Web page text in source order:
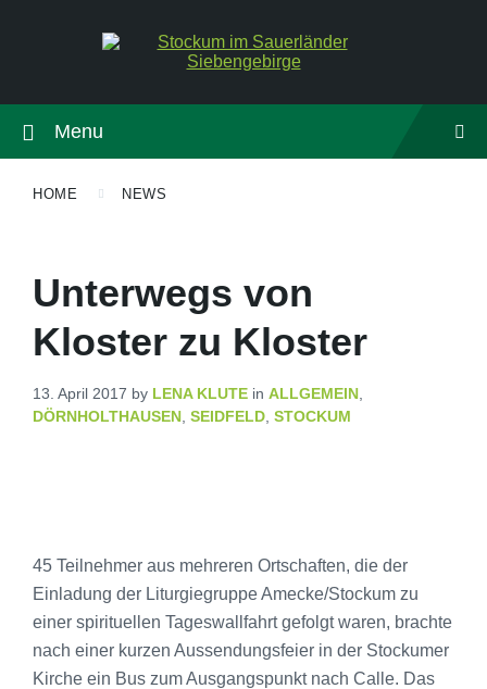
Menu
HOME NEWS
Unterwegs von
Kloster zu Kloster
13. April 2017 by LENA KLUTE in ALLGEMEIN
DÖRNHOLTHAUSEN SEIDFELD STOCKUM
45 Teilnehmer aus mehreren Ortschaften, die der
Einladung der Liturgiegruppe Amecke/Stockum zu
einer spirituellen Tageswallfahrt gefolgt waren, brachte
nach einer kurzen Aussendungsfeier in der Stockumer
Kirche ein Bus zum Ausgangspunkt nach Calle. Das